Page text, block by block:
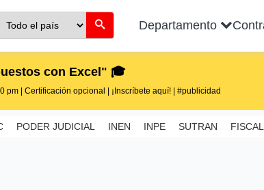
Departamento
con Excel" 🎓
pm | Certificación opcional | ¡Inscríbete aquí! | #publicidad
PODER JUDICIAL INEN INPE SUTRAN